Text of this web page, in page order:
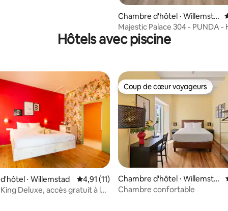
Chambre d'hôtel ⋅ Willemsta
d
Majestic Palace 304 - PUNDA -
boutique en ville
Hôtels avec piscine
⋅ Willemstad Évaluation moyenne sur la base de 11
4,91 (11)
Deluxe, accès gratuit à la
Coup de cœur voyageurs
Coup de cœur voyageurs
Chambre d'hôtel ⋅ Willemsta
d
Chambre confortable